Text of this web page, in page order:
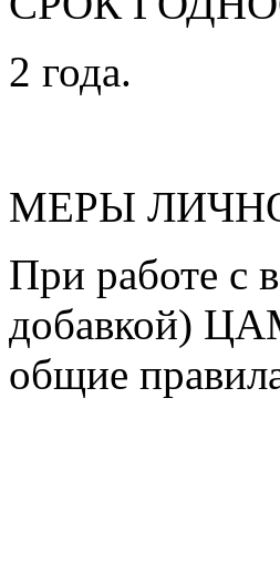
2 года.
МЕРЫ
При работе с
добавкой)
общие